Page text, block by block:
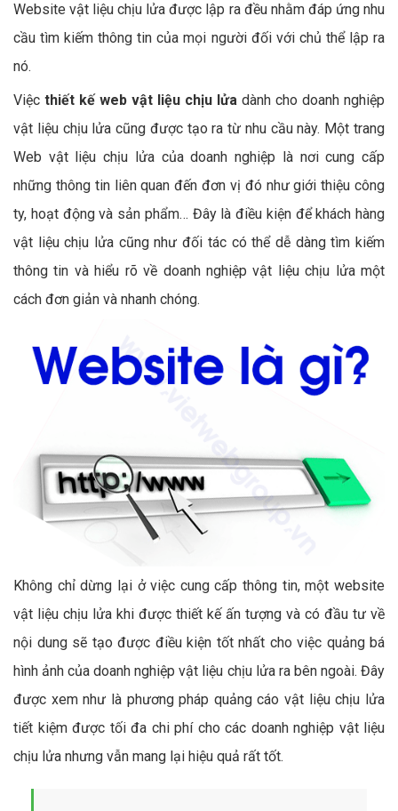
Website vật liệu chịu lửa được lập ra đều nhằm đáp ứng nhu
cầu tìm kiếm thông tin của mọi người đối với chủ thể lập ra
nó.
Việc thiết kế web vật liệu chịu lửa dành cho doanh nghiệp
vật liệu chịu lửa cũng được tạo ra từ nhu cầu này. Một trang
Web vật liệu chịu lửa của doanh nghiệp là nơi cung cấp
những thông tin liên quan đến đơn vị đó như giới thiệu công
ty, hoạt động và sản phẩm… Đây là điều kiện để khách hàng
vật liệu chịu lửa cũng như đối tác có thể dễ dàng tìm kiếm
thông tin và hiểu rõ về doanh nghiệp vật liệu chịu lửa một
cách đơn giản và nhanh chóng.
Không chỉ dừng lại ở việc cung cấp thông tin, một website
vật liệu chịu lửa khi được thiết kế ấn tượng và có đầu tư về
nội dung sẽ tạo được điều kiện tốt nhất cho việc quảng bá
hình ảnh của doanh nghiệp vật liệu chịu lửa ra bên ngoài. Đây
được xem như là phương pháp quảng cáo vật liệu chịu lửa
tiết kiệm được tối đa chi phí cho các doanh nghiệp vật liệu
chịu lửa nhưng vẫn mang lại hiệu quả rất tốt.